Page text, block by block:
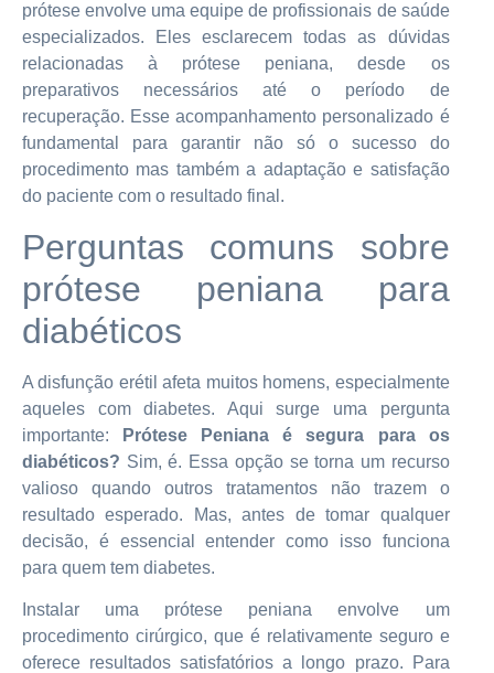
prótese envolve uma equipe de profissionais de saúde
especializados. Eles esclarecem todas as dúvidas
relacionadas à prótese peniana, desde os
preparativos necessários até o período de
recuperação. Esse acompanhamento personalizado é
fundamental para garantir não só o sucesso do
procedimento mas também a adaptação e satisfação
do paciente com o resultado final.
Perguntas comuns sobre
prótese peniana para
diabéticos
A disfunção erétil afeta muitos homens, especialmente
aqueles com diabetes. Aqui surge uma pergunta
importante:
Prótese Peniana é segura para os
diabéticos? Sim, é. Essa opção se torna um recurso
valioso quando outros tratamentos não trazem o
resultado esperado. Mas, antes de tomar qualquer
decisão, é essencial entender como isso funciona
para quem tem diabetes.
Instalar uma prótese peniana envolve um
procedimento cirúrgico, que é relativamente seguro e
oferece resultados satisfatórios a longo prazo. Para